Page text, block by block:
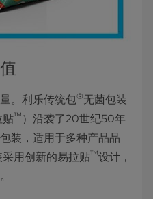
。利乐传统包®无菌包装
贴™ ）沿袭了20世纪50年
装，适用于多种产品品
用创新的易拉贴™设计，